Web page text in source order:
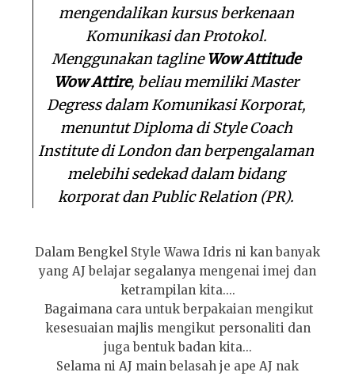
mengendalikan kursus berkenaan
Komunikasi dan Protokol.
Menggunakan taglineWow Attitude
Wow Attire, beliau memiliki Master
Degress dalamKomunikasi Korporat,
menuntut Diploma di Style Coach
Institute di London dan berpengalaman
melebihisedekad dalam bidang
korporat danPublic Relation (PR).
Dalam Bengkel Style Wawa Idris ni kan banyak
yang AJ belajar segalanya mengenai imej dan
ketrampilan kita....
Bagaimana cara untuk berpakaian mengikut
kesesuaian majlis mengikut personaliti dan
juga bentuk badan kita...
Selama ni AJ main belasah je ape AJ nak